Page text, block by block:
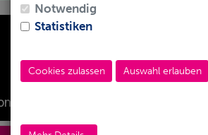
Notwendig
Statistiken
Cookies zulassen Auswahl erlauben